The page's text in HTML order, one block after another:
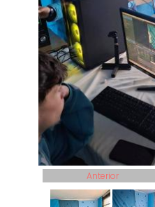
Anterior